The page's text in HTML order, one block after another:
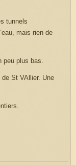
tunnels
mais rien de
peu plus bas.
de St VAllier. Une